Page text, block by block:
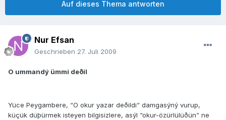
Auf dieses Thema antworten
Nur Efsan
Geschrieben 27. Juli 2009
O ummandý ümmi deðil
Yüce Peygambere, “O okur yazar deðildi“ damgasýný vurup,
küçük düþürmek isteyen bilgisizlere, asýl “okur-özürlülüðün” ne